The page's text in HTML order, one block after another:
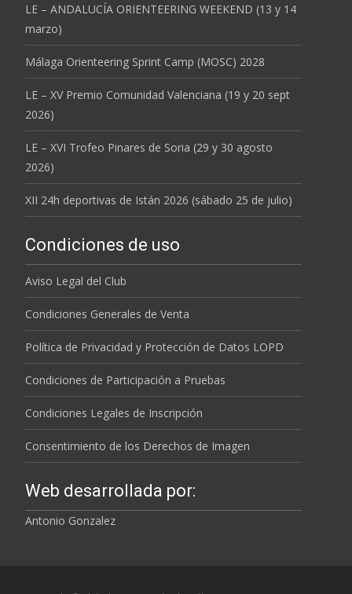
LE – ANDALUCÍA ORIENTEERING WEEKEND (13 y 14
marzo)
Málaga Orienteering Sprint Camp (MOSC) 2028
LE – XV Premio Comunidad Valenciana (19 y 20 sept
2026)
LE – XVI Trofeo Pinares de Soria (29 y 30 agosto
2026)
XII 24h deportivas de Istán 2026 (sábado 25 de julio)
Condiciones de uso
Aviso Legal del Club
Condiciones Generales de Venta
Política de Privacidad y Protección de Datos LOPD
Condiciones de Participación a Pruebas
Condiciones Legales de Inscripción
Consentimiento de los Derechos de Imagen
Web desarrollada por:
Antonio Gonzalez